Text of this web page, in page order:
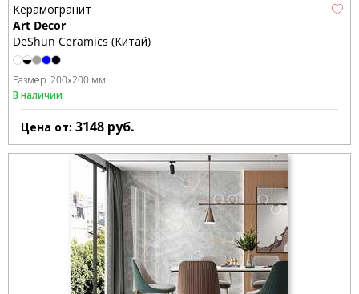
Керамогранит
Art Decor
DeShun Ceramics (Китай)
Размер: 200x200 мм
В наличии
Цена от: 3148 руб.